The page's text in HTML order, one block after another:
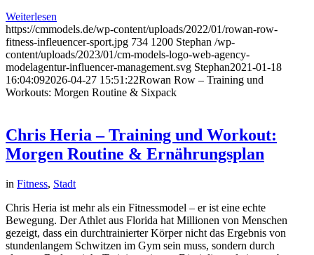
Weiterlesen
https://cmmodels.de/wp-content/uploads/2022/01/rowan-row-
fitness-infleuencer-sport.jpg 734 1200 Stephan /wp-
content/uploads/2023/01/cm-models-logo-web-agency-
modelagentur-influencer-management.svg Stephan2021-01-18
16:04:092026-04-27 15:51:22Rowan Row – Training und
Workouts: Morgen Routine & Sixpack
Chris Heria – Training und Workout:
Morgen Routine & Ernährungsplan
in Fitness, Stadt
Chris Heria ist mehr als ein Fitnessmodel – er ist eine echte
Bewegung. Der Athlet aus Florida hat Millionen von Menschen
gezeigt, dass ein durchtrainierter Körper nicht das Ergebnis von
stundenlangem Schwitzen im Gym sein muss, sondern durch